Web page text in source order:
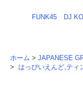
FUNK45 DJ
ホーム > JAPANESE
>
はっぴいえんど,ティ